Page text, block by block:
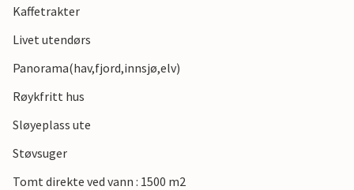
Kaffetrakter
Livet utendørs
Panorama(hav,fjord,innsjø,elv)
Røykfritt hus
Sløyeplass ute
Støvsuger
Tomt direkte ved vann : 1500 m2